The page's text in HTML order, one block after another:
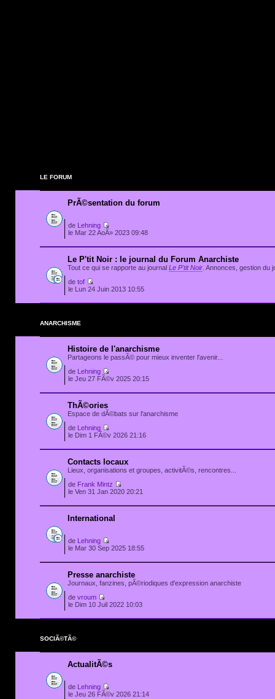
LE FORUM
PrÃ©sentation du forum
de
Lehning
le Mar 22 AoÃ» 2023 09:48
Le P'tit Noir : le journal du Forum Anarchiste
Tout ce qui se rapporte au journal Le P'tit Noir . Annonces, gestion du
de tof
le Lun 24 Juin 2013 10:55
ANARCHISME
Histoire de l'anarchisme
Partageons le passÃ© pour mieux inventer l'avenir...
de
Lehning
le Jeu 27 FÃ©v 2025 20:15
ThÃ©ories
Espace de dÃ©bats sur l'anarchisme
de
Lehning
le Dim 1 FÃ©v 2026 21:16
Contacts locaux
Lieux, organisations et groupes, activitÃ©s, rencontres...
de Frank Mintz
le Ven 31 Jan 2020 20:21
International
de
Lehning
le Mar 30 Sep 2025 18:55
Presse anarchiste
Journaux, fanzines, pÃ©riodiques d'expression anarchiste
de vroum
le Dim 10 Juil 2022 10:03
SOCIÃ©TÃ©
ActualitÃ©s
de
Lehning
le Jeu 26 FÃ©v 2026 21:14